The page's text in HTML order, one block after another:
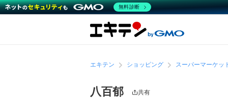
エキテン ショッピング スーパーマーケッ
八百郁 共有
無料診断